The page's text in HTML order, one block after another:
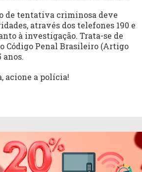
de tentativa criminosa deve
através dos telefones 190 e
à investigação. Trata-se de
Código Penal Brasileiro (Artigo
anos.
acione a polícia!